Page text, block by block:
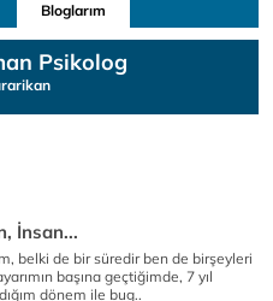
Bloglarım
Psikolog
İnsan...
belki de bir süredir ben de birşeyleri
başına geçtiğimde, 7 yıl
dönem ile bug..